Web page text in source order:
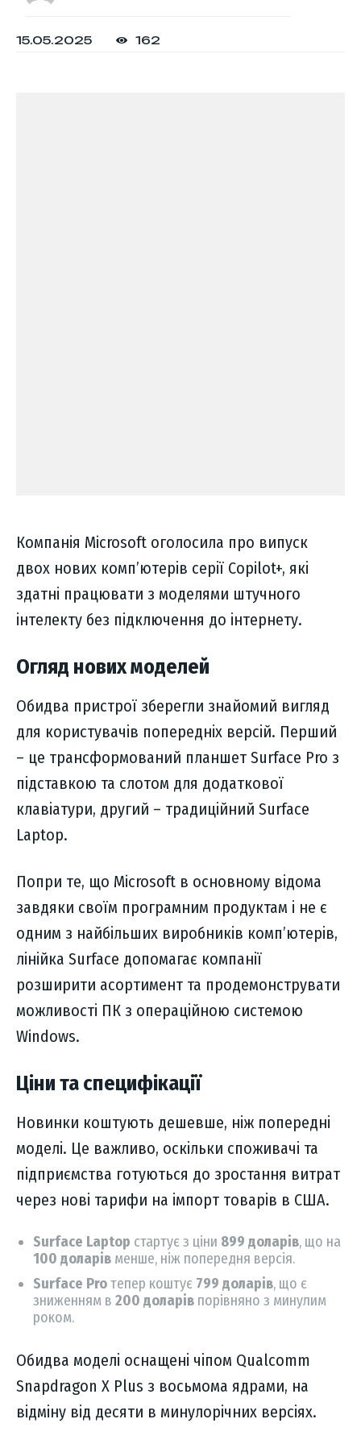
15.05.2025 162
Компанія Microsoft оголосила про випуск
двох нових комп’ютерів серії Copilot+, які
здатні працювати з моделями штучного
інтелекту без підключення до інтернету.
Огляд нових моделей
Обидва пристрої зберегли знайомий вигляд
для користувачів попередніх версій. Перший
– це трансформований планшет Surface Pro з
підставкою та слотом для додаткової
клавіатури, другий – традиційний Surface
Laptop.
Попри те, що Microsoft в основному відома
завдяки своїм програмним продуктам і не є
одним з найбільших виробників комп’ютерів,
лінійка Surface допомагає компанії
розширити асортимент та продемонструвати
можливості ПК з операційною системою
Windows.
Ціни та специфікації
Новинки коштують дешевше, ніж попередні
моделі. Це важливо, оскільки споживачі та
підприємства готуються до зростання витрат
через нові тарифи на імпорт товарів в США.
Surface Laptop стартує з ціни 899 доларів, що на
100 доларів менше, ніж попередня версія.
Surface Proтепер коштує 799 доларів, що є
зниженням в 200 доларів порівняно з минулим
роком.
Обидва моделі оснащені чіпом Qualcomm
Snapdragon X Plus з восьмома ядрами, на
відміну від десяти в минулорічних версіях.